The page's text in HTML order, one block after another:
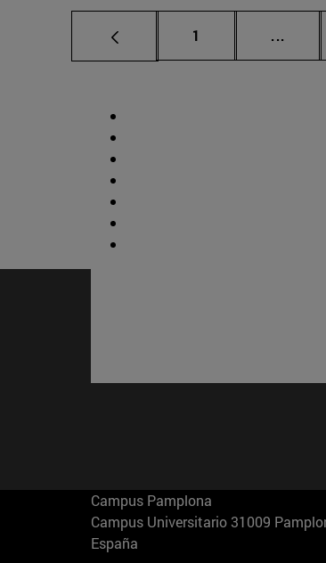
Página
1 ...
Campus Pamplona
Campus Universitario 31009
España